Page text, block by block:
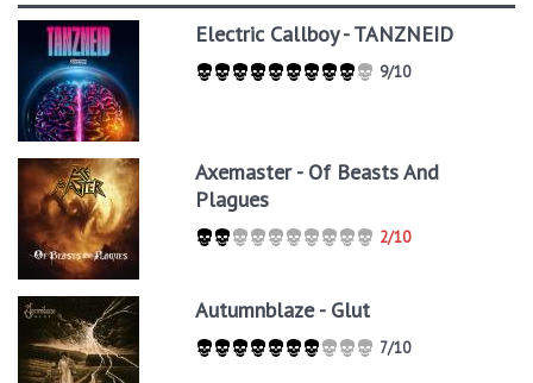
Electric Callboy - TANZNEID
9/10
Axemaster - Of Beasts And
Plagues
2/10
Autumnblaze - Glut
7/10